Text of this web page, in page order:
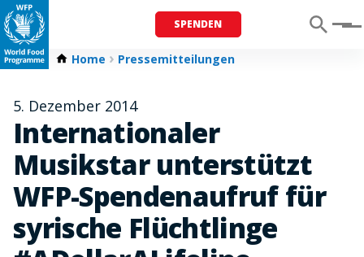
SPENDEN Menu
Home Pressemitteilungen
5. Dezember 2014
Internationaler
Musikstar unterstützt
WFP-Spendenaufruf für
syrische Flüchtlinge